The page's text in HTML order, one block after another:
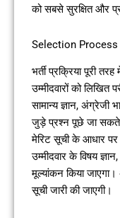
को सबसे सुरक्षित और
Selection Process
भर्ती प्रक्रिया पूरी
उम्मीदवारों को लिखित
सामान्य ज्ञान, अंग्रेजी
जुड़े प्रश्न पूछे जा सकते
मेरिट सूची के आधार पर
उम्मीदवार के विषय
मूल्यांकन किया
सूची जारी की जाएगी।